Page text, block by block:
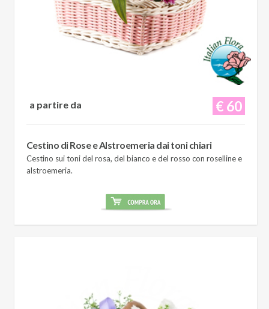
€ 60
a partire da
Cestino di Rose e Alstroemeria dai toni chiari
Cestino sui toni del rosa, del bianco e del rosso con roselline e
alstroemeria.